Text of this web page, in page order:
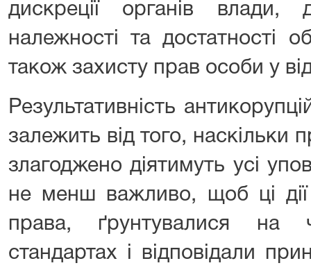
дискреції органів влади,
належності та достатності
також захисту прав особи у
Результативність
залежить від того, наскільки
злагоджено діятимуть усі
не менш важливо, щоб ці
права, ґрунтувалися на
стандартах і відповідали